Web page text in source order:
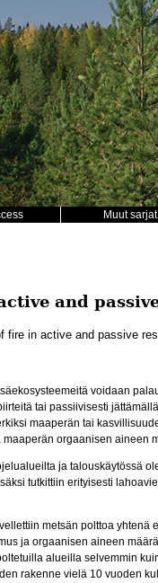
Muut sarjat
and
fire in active and passive
voidaan
tai passiivisesti
maaperän tai
orgaanisen aineen
ja talouskäytössä
tutkittiin erityisesti
metsän polttoa
ja orgaanisen aineen
alueilla selvemmin
rakenne vielä 10 vuoden